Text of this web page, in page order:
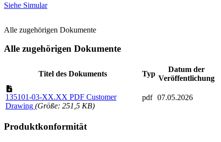
Siehe Simular
Alle zugehörigen Dokumente
Alle zugehörigen Dokumente
Titel des Dokuments Typ
Datum der
Veröffentlichung
135101-03-XX.XX PDF Customer
Drawing (Größe: 251,5 KB)
pdf 07.05.2026
Produktkonformität